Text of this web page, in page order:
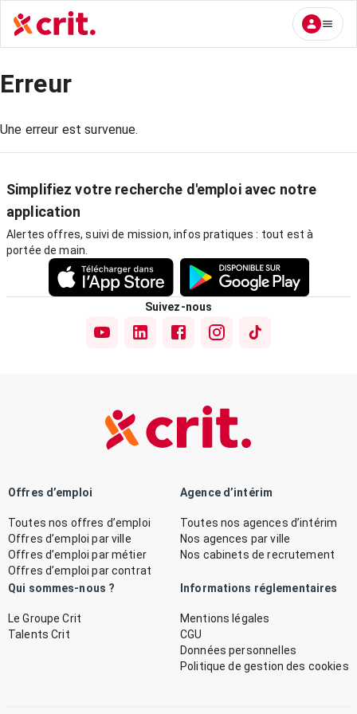
Erreur
Une erreur est survenue.
Simplifiez votre recherche d'emploi avec notre
application
Alertes offres, suivi de mission, infos pratiques : tout est à
portée de main.
Suivez-nous
Offres d’emploi
Toutes nos offres d’emploi
Offres d’emploi par ville
Offres d’emploi par métier
Offres d’emploi par contrat
Agence d’intérim
Toutes nos agences d’intérim
Nos agences par ville
Nos cabinets de recrutement
Qui sommes-nous ?
Le Groupe Crit
Talents Crit
Informations réglementaires
Mentions légales
CGU
Données personnelles
Politique de gestion des cookies